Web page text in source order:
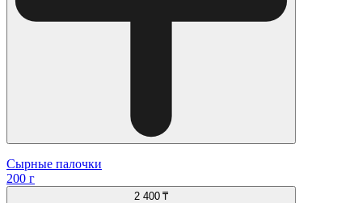
Сырные палочки
200 г
2 400 ₸